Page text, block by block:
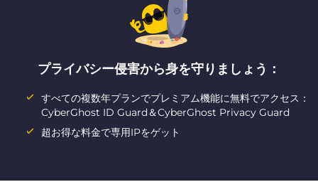
プライバシー侵害から身を守りましょう：
すべての複数年プランでプレミアム機能に無料でアクセス：
CyberGhost ID Guard＆CyberGhost Privacy Guard
超お得な料金で専用IPをゲット